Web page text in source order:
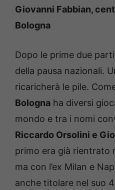
Giovanni Fabbian,
Bologna
Dopo le prime due
della pausa nazionali.
ricaricherà le pile.
Bologna ha diversi
mondo e tra i nomi
Riccardo Orsolini e
primo era già rientrato
ma con l’ex Milan e
anche titolare nel suo